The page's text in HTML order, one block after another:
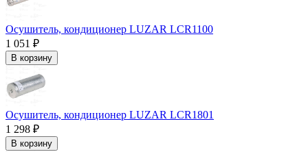
Осушитель, кондиционер LUZAR LCR1100
1 051 ₽
В корзину
Осушитель, кондиционер LUZAR LCR1801
1 298 ₽
В корзину